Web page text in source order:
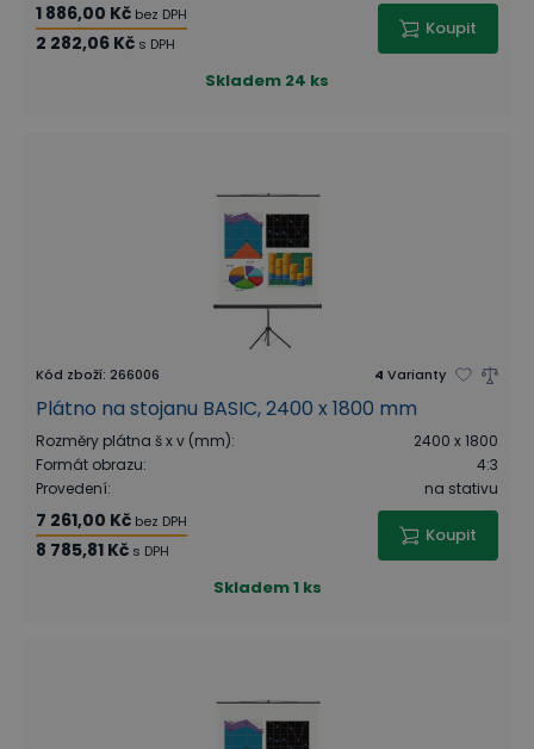
1 886,00 Kč bez DPH
2 282,06 Kč s DPH
Koupit
Skladem 24 ks
Kód zboží: 266006 4 Varianty
Plátno na stojanu BASIC, 2400 x 1800 mm
Rozměry plátna š x v (mm):
2400 x 1800
Formát obrazu:
4:3
Provedení: na stativu
7 261,00 Kč bez DPH
8 785,81 Kč s DPH
Koupit
Skladem1 ks